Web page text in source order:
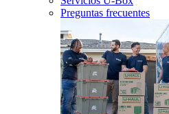
Preguntas frecuentes